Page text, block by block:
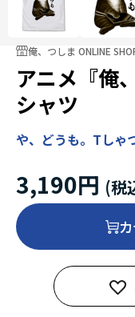
俺、つしま ONLINE
アニメ『俺
シャツ
や、どうも。Tしゃ
3,190円